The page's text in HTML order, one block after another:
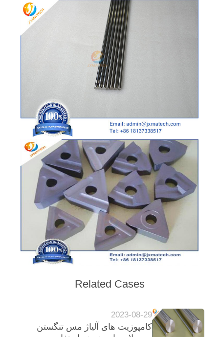
Related Cases
2023-08-29
کامپوزیت های آلیاژ مس تنگستن